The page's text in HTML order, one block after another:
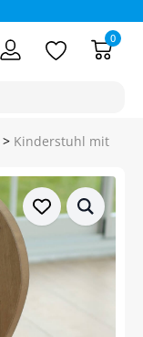
0
> Kinderstuhl mit